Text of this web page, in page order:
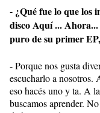
- ¿Qué fue lo que los
disco Aquí ...
puro de su primer
- Porque nos gusta
escucharlo a nosotros.
eso hacés uno y ta. A
buscamos aprender.